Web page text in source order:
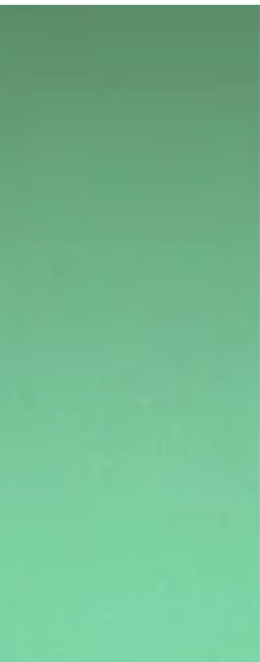
merke, dass jemand mit Leidenschaft Dinge macht!